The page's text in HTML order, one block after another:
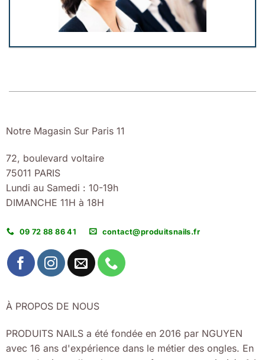
Notre Magasin Sur Paris 11
72, boulevard voltaire
75011 PARIS
Lundi au Samedi : 10-19h
DIMANCHE 11H à 18H
09 72 88 86 41 contact@produitsnails.fr
À PROPOS DE NOUS
PRODUITS NAILS a été fondée en 2016 par NGUYEN
avec 16 ans d'expérience dans le métier des ongles. En